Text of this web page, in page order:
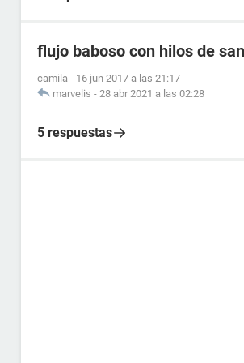
flujo baboso con hilos de
camila - 16 jun 2017 a las 21:17
marvelis - 28 abr 2021 a las 02:28
5 respuestas